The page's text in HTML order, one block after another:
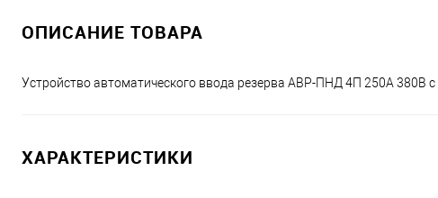
ОПИСАНИЕ ТОВАРА
Устройство автоматического ввода резерва АВР-ПНД 4П 250А 380В
ХАРАКТЕРИСТИКИ